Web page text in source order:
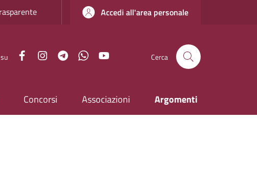
Accedi all'area personale
FacebookInstagramTelegramWhatsApp Cerca
Concorsi Associazioni Argomenti